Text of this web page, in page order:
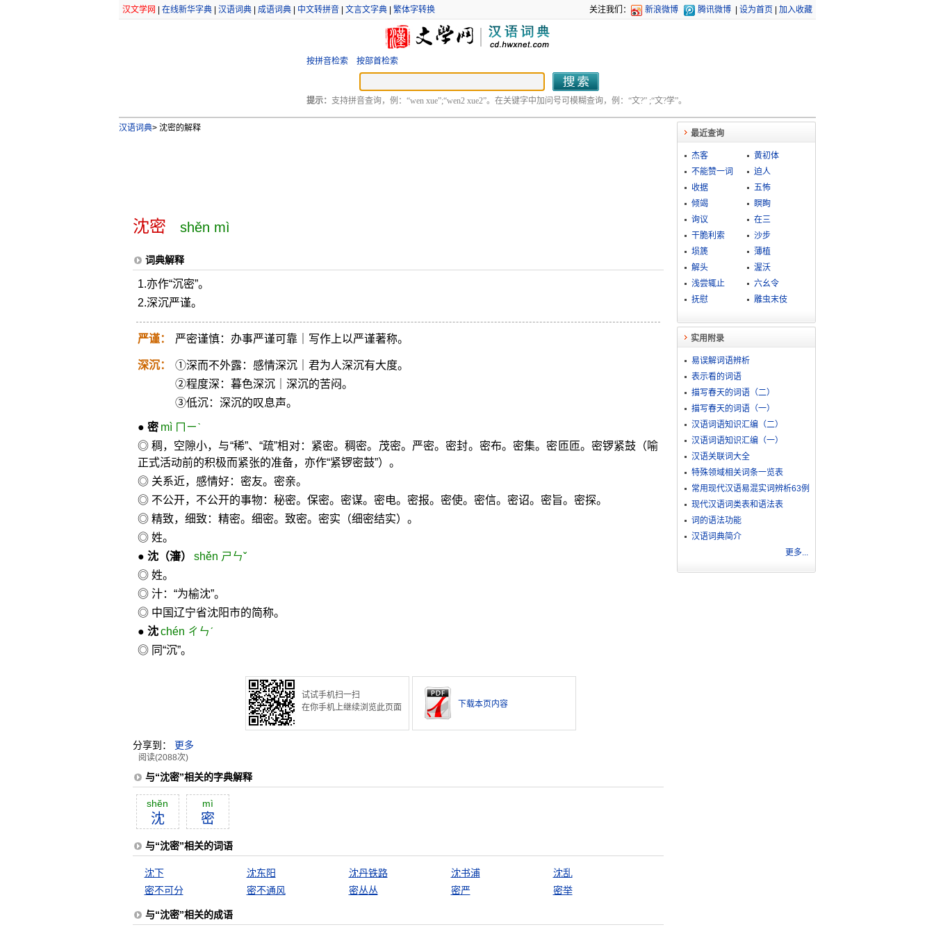
汉文学网 在线新华字典| 汉语词典| 成语词典| 中文转拼音| 文言文字典| 繁体字转换 关注我们： 新浪微博 腾讯微博 设为首页 加入收藏
按拼音检索 按部首检索
提示： 支持拼音查询，例：“wen xue”;“wen2 xue2”。在关键字中加问号可模糊查询，例：“文?” ;“文?学”。
汉语词典>沈密的解释
沈密 shěn mì
词典解释
1.亦作“沉密”。
2.深沉严谨。
严谨： 严密谨慎：办事严谨可靠｜写作上以严谨著称。
深沉：
①深而不外露：感情深沉｜君为人深沉有大度。
②程度深：暮色深沉｜深沉的苦闷。
③低沉：深沉的叹息声。
● 密 mì ㄇㄧˋ
◎ 稠，空隙小，与“稀”、“疏”相对：紧密。稠密。茂密。严密。密封。密布。密集。密匝匝。密锣紧鼓（喻
正式活动前的积极而紧张的准备，亦作“紧锣密鼓”）。
◎ 关系近，感情好：密友。密亲。
◎ 不公开，不公开的事物：秘密。保密。密谋。密电。密报。密使。密信。密诏。密旨。密探。
◎ 精致，细致：精密。细密。致密。密实（细密结实）。
◎ 姓。
● 沈（瀋）
shěn ㄕㄣˇ
◎ 姓。
◎ 汁：“为榆沈”。
◎ 中国辽宁省沈阳市的简称。
● 沈 chén ㄔㄣˊ
◎ 同“沉”。
试试手机扫一扫
在你手机上继续浏览此页面
下载本页内容
分享到： 更多
阅读(2088次)
与“沈密”相关的字典解释
shĕn
沈
mì
密
与“沈密”相关的词语
沈下 沈东阳 沈丹铁路 沈书浦
沈乱
密不可分
密不通风 密丛丛 密严 密举
与“沈密”相关的成语
最近查询
杰客
黄初体
不能赞一词
迫人
收据
五怖
倾竭
瞑眴
询议
在三
干脆利索
沙步
埙篪
薄植
解头
渥沃
浅尝辄止
六幺令
抚慰
雕虫末伎
实用附录
易误解词语辨析
表示看的词语
描写春天的词语（二）
描写春天的词语（一）
汉语词语知识汇编（二）
汉语词语知识汇编（一）
汉语关联词大全
特殊领域相关词条一览表
常用现代汉语易混实词辨析63例
现代汉语词类表和语法表
词的语法功能
汉语词典简介
更多...